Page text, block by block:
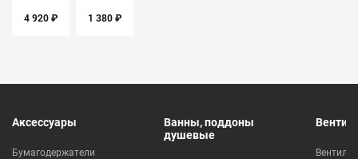
GRANFEST
4 920 ₽
L3514
1 380 ₽
Аксессуары
Бумагодержатели
Ванны, поддоны
душевые